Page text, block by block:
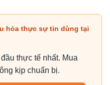
hỏa thực sự tin dùng tại
thực tế nhất. Mua
kịp chuẩn bị.